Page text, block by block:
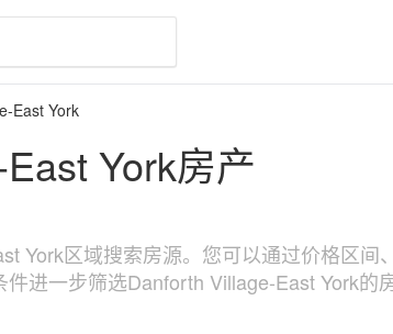
East York
York房产
York区域搜索房源。您可以通过价格区
进一步筛选Danforth Village-East York的房